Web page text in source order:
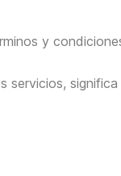
y
servicios,